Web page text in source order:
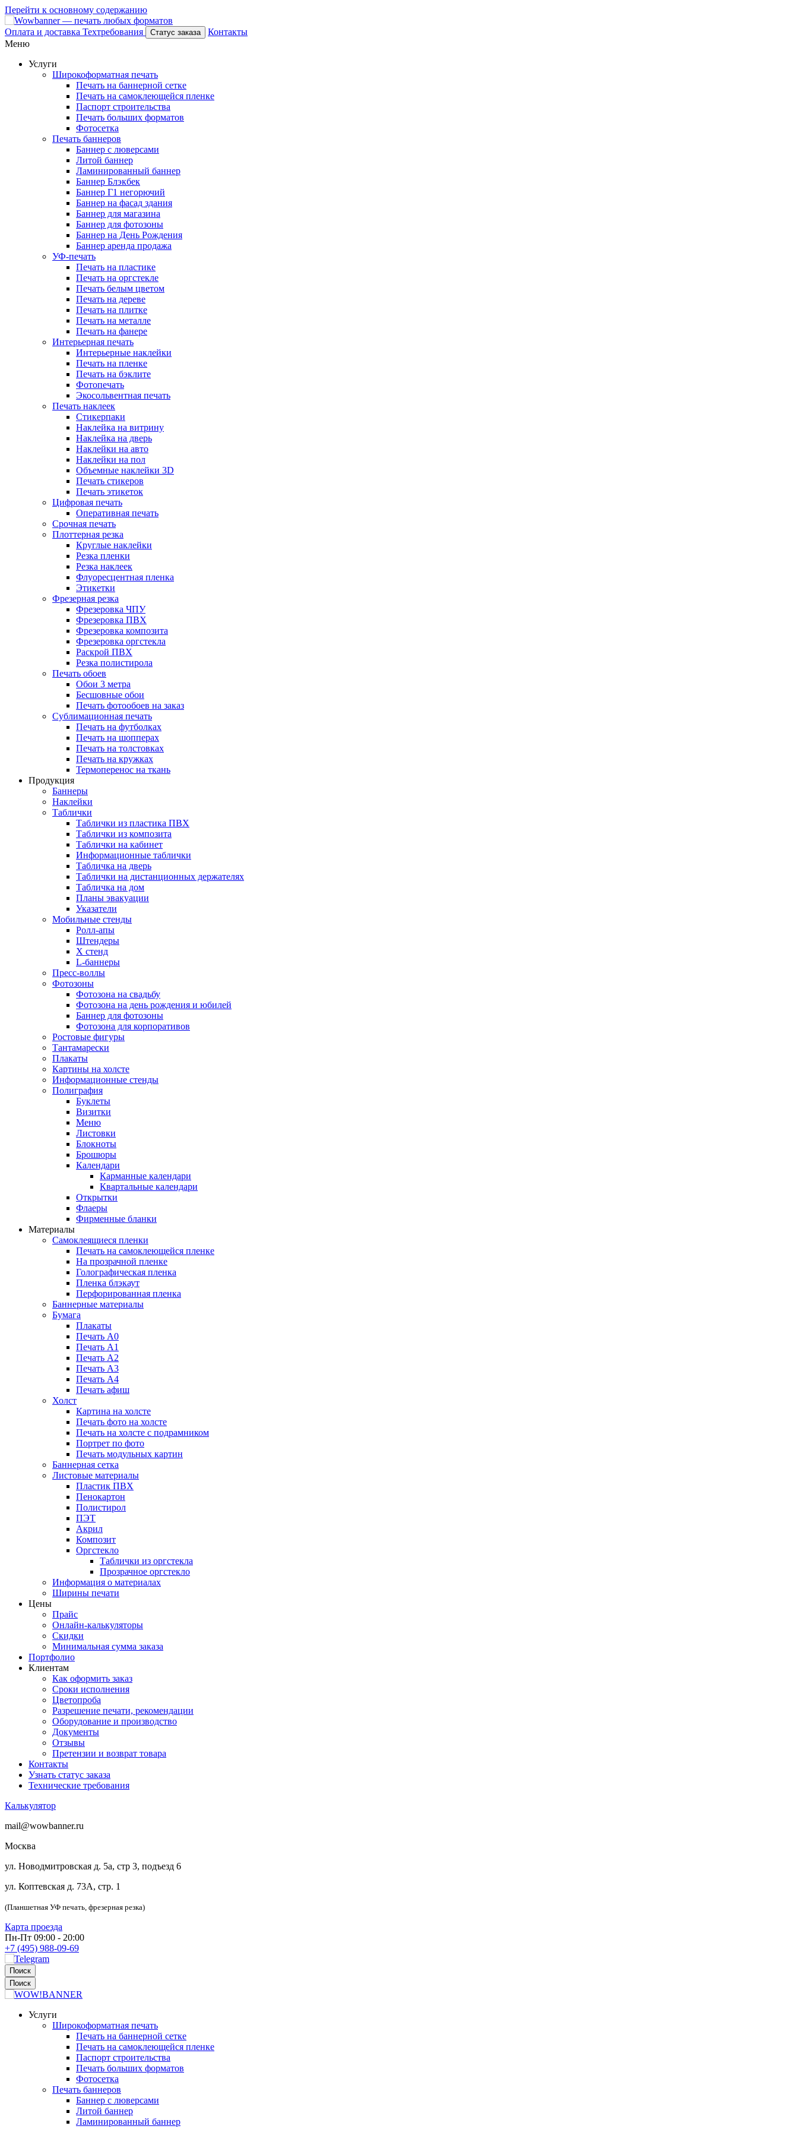
Перейти к основному содержанию
Оплата и доставка Техтребования Статус заказа
Контакты
Меню
Услуги
Широкоформатная печать
Печать на баннерной сетке
Печать на самоклеющейся пленке
Паспорт строительства
Печать больших форматов
Фотосетка
Печать баннеров
Баннер с люверсами
Литой баннер
Ламинированный баннер
Баннер Блэкбек
Баннер Г1 негорючий
Баннер на фасад здания
Баннер для магазина
Баннер для фотозоны
Баннер на День Рождения
Баннер аренда продажа
УФ-печать
Печать на пластике
Печать на оргстекле
Печать белым цветом
Печать на дереве
Печать на плитке
Печать на металле
Печать на фанере
Интерьерная печать
Интерьерные наклейки
Печать на пленке
Печать на бэклите
Фотопечать
Экосольвентная печать
Печать наклеек
Стикерпаки
Наклейка на витрину
Наклейка на дверь
Наклейки на авто
Наклейки на пол
Объемные наклейки 3D
Печать стикеров
Печать этикеток
Цифровая печать
Оперативная печать
Срочная печать
Плоттерная резка
Круглые наклейки
Резка пленки
Резка наклеек
Флуоресцентная пленка
Этикетки
Фрезерная резка
Фрезеровка ЧПУ
Фрезеровка ПВХ
Фрезеровка композита
Фрезеровка оргстекла
Раскрой ПВХ
Резка полистирола
Печать обоев
Обои 3 метра
Бесшовные обои
Печать фотообоев на заказ
Сублимационная печать
Печать на футболках
Печать на шопперах
Печать на толстовках
Печать на кружках
Термоперенос на ткань
Продукция
Баннеры
Наклейки
Таблички
Таблички из пластика ПВХ
Таблички из композита
Таблички на кабинет
Информационные таблички
Табличка на дверь
Таблички на дистанционных держателях
Табличка на дом
Планы эвакуации
Указатели
Мобильные стенды
Ролл-апы
Штендеры
Х стенд
L-баннеры
Пресс-воллы
Фотозоны
Фотозона на свадьбу
Фотозона на день рождения и юбилей
Баннер для фотозоны
Фотозона для корпоративов
Ростовые фигуры
Тантамарески
Плакаты
Картины на холсте
Информационные стенды
Полиграфия
Буклеты
Визитки
Меню
Листовки
Блокноты
Брошюры
Календари
Карманные календари
Квартальные календари
Открытки
Флаеры
Фирменные бланки
Материалы
Самоклеящиеся пленки
Печать на самоклеющейся пленке
На прозрачной пленке
Голографическая пленка
Пленка блэкаут
Перфорированная пленка
Баннерные материалы
Бумага
Плакаты
Печать А0
Печать А1
Печать А2
Печать А3
Печать А4
Печать афиш
Холст
Картина на холсте
Печать фото на холсте
Печать на холсте с подрамником
Портрет по фото
Печать модульных картин
Баннерная сетка
Листовые материалы
Пластик ПВХ
Пенокартон
Полистирол
ПЭТ
Акрил
Композит
Оргстекло
Таблички из оргстекла
Прозрачное оргстекло
Информация о материалах
Ширины печати
Цены
Прайс
Онлайн-калькуляторы
Скидки
Минимальная сумма заказа
Портфолио
Клиентам
Как оформить заказ
Сроки исполнения
Цветопроба
Разрешение печати, рекомендации
Оборудование и производство
Документы
Отзывы
Претензии и возврат товара
Контакты
Узнать статус заказа
Технические требования
Калькулятор
mail@wowbanner.ru
Москва
ул. Новодмитровская д. 5а, стр 3, подъезд 6
ул. Коптевская д. 73А, стр. 1
(Планшетная УФ печать, фрезерная резка)
Карта проезда
Пн-Пт 09:00 - 20:00
+7 (495) 988-09-69
Поиск
Поиск
Услуги
Широкоформатная печать
Печать на баннерной сетке
Печать на самоклеющейся пленке
Паспорт строительства
Печать больших форматов
Фотосетка
Печать баннеров
Баннер с люверсами
Литой баннер
Ламинированный баннер